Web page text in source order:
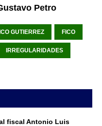
Petro
GUTIERREZ FICO
IRREGULARIDADES
fiscal Antonio Luis